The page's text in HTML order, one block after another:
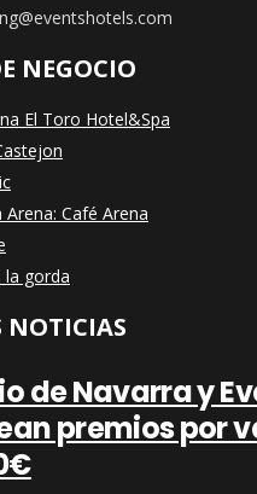
NEGOCIO
El Toro Hotel&Spa
Arena: Café Arena
la gorda
NOTICIAS
de Navarra y
premios por